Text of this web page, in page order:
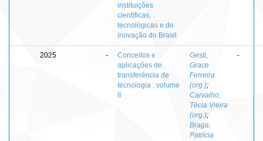
instituições
científicas,
tecnológicas e de
inovação do Brasil
2025 -
Conceitos e
aplicações de
transferência de
tecnologia : volume
II
Gesti,
Grace
Ferreira
(org.);
Carvalho,
Técia Vieira
(org.);
Braga,
Patrícia
-